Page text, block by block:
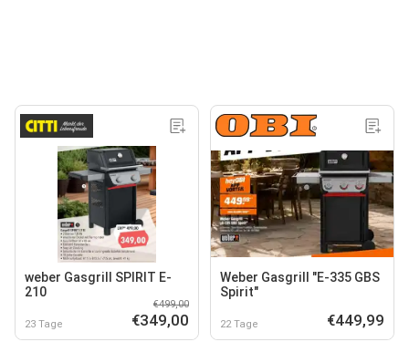
weber Gasgrill SPIRIT E-
210
23 Tage
€499,00
€349,00
Weber Gasgrill "E-335 GBS
Spirit"
22 Tage €449,99